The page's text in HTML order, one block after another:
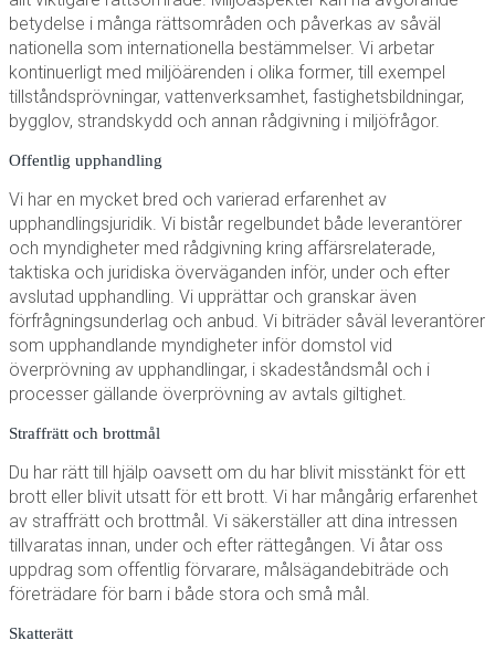
betydelse i många rättsområden och påverkas av såväl
nationella som internationella bestämmelser. Vi arbetar
kontinuerligt med miljöärenden i olika former, till exempel
tillståndsprövningar, vattenverksamhet, fastighetsbildningar,
bygglov, strandskydd och annan rådgivning i miljöfrågor.
Offentlig upphandling
Vi har en mycket bred och varierad erfarenhet av
upphandlingsjuridik. Vi bistår regelbundet både leverantörer
och myndigheter med rådgivning kring affärsrelaterade,
taktiska och juridiska överväganden inför, under och efter
avslutad upphandling. Vi upprättar och granskar även
förfrågningsunderlag och anbud. Vi biträder såväl leverantörer
som upphandlande myndigheter inför domstol vid
överprövning av upphandlingar, i skadeståndsmål och i
processer gällande överprövning av avtals giltighet.
Straffrätt och brottmål
Du har rätt till hjälp oavsett om du har blivit misstänkt för ett
brott eller blivit utsatt för ett brott. Vi har mångårig erfarenhet
av straffrätt och brottmål. Vi säkerställer att dina intressen
tillvaratas innan, under och efter rättegången. Vi åtar oss
uppdrag som offentlig förvarare, målsägandebiträde och
företrädare för barn i både stora och små mål.
Skatterätt